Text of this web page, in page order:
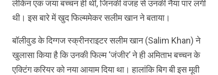
लेकिन एक जया बच्चन ही थीं, जिनकी वजह से उनकी नैया पार लगी
थी। इस बारे में खुद फिल्ममेकर सलीम खान ने बताया।
बॉलीवुड के दिग्गज स्क्रीनराइटर सलीम खान (Salim Khan) ने
खुलासा किया है कि उनकी फिल्म ‘जंजीर’ ने ही अमिताभ बच्चन के
एक्टिंग करियर को नया आयाम दिया था। हालांकि बिग बी इस मूवी